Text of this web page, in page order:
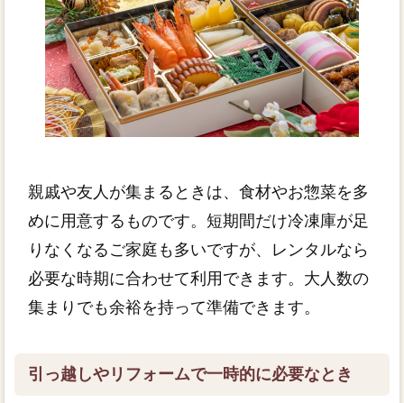
親戚や友人が集まるときは、食材やお惣菜を多
めに用意するものです。短期間だけ冷凍庫が足
りなくなるご家庭も多いですが、レンタルなら
必要な時期に合わせて利用できます。大人数の
集まりでも余裕を持って準備できます。
引っ越しやリフォームで一時的に必要なとき